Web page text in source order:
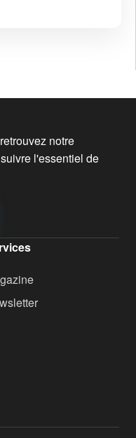
notre
l'essentiel de